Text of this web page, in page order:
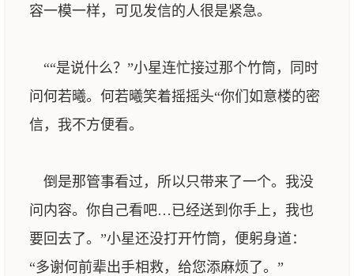
容一模一样，可见发信的人很是紧急。
““是说什么？”小星连忙接过那个竹筒，同时
问何若曦。何若曦笑着摇摇头“你们如意楼的密
信，我不方便看。
倒是那管事看过，所以只带来了一个。我没
问内容。你自己看吧…已经送到你手上，我也
要回去了。”小星还没打开竹筒，便躬身道：
“多谢何前辈出手相救，给您添麻烦了。”